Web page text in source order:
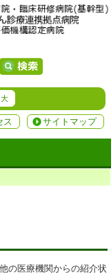
大
サイトマップ
ス
の医療機関からの紹介状